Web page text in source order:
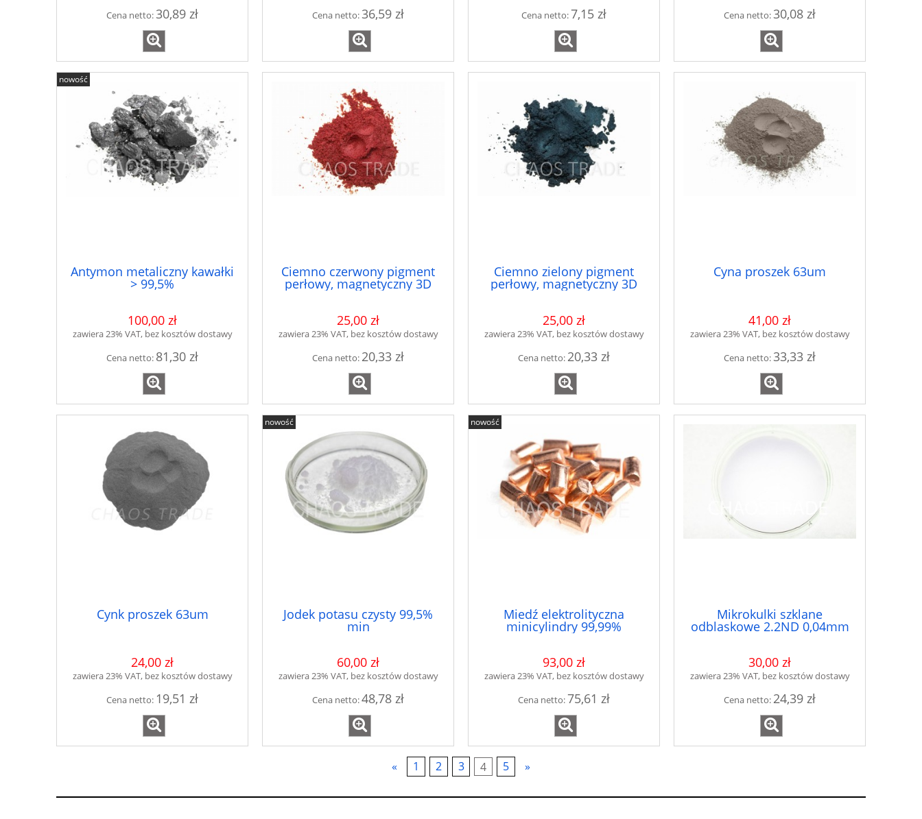
Cena netto:30,89 zł
Cena netto:36,59 zł
Cena netto:7,15 zł
Cena netto:30,08 zł
Antymon metaliczny kawałki
> 99,5%
100,00 zł
zawiera 23% VAT, bez kosztów dostawy
Cena netto: 81,30 zł
nowość
Ciemno czerwony pigment
perłowy, magnetyczny 3D
PP3D-CC7504
25,00 zł
zawiera 23% VAT, bez kosztów dostawy
Cena netto: 20,33 zł
Ciemno zielony pigment
perłowy, magnetyczny 3D
PP3D-CZL235
25,00 zł
zawiera 23% VAT, bez kosztów dostawy
Cena netto: 20,33 zł
Cyna proszek 63um
41,00 zł
zawiera 23% VAT, bez kosztów dostawy
Cena netto:33,33 zł
Cynk proszek 63um
24,00 zł
zawiera 23% VAT, bez kosztów dostawy
Cena netto: 19,51 zł
Jodek potasu czysty 99,5%
min
60,00 zł
zawiera 23% VAT, bez kosztów dostawy
Cena netto:48,78 zł
nowość
Miedź elektrolityczna
minicylindry 99,99%
93,00 zł
zawiera 23% VAT, bez kosztów dostawy
Cena netto:75,61 zł
nowość
Mikrokulki szklane
odblaskowe 2.2ND 0,04mm
30,00 zł
zawiera 23% VAT, bez kosztów dostawy
Cena netto: 24,39 zł
« 1 2 3 4 5 »